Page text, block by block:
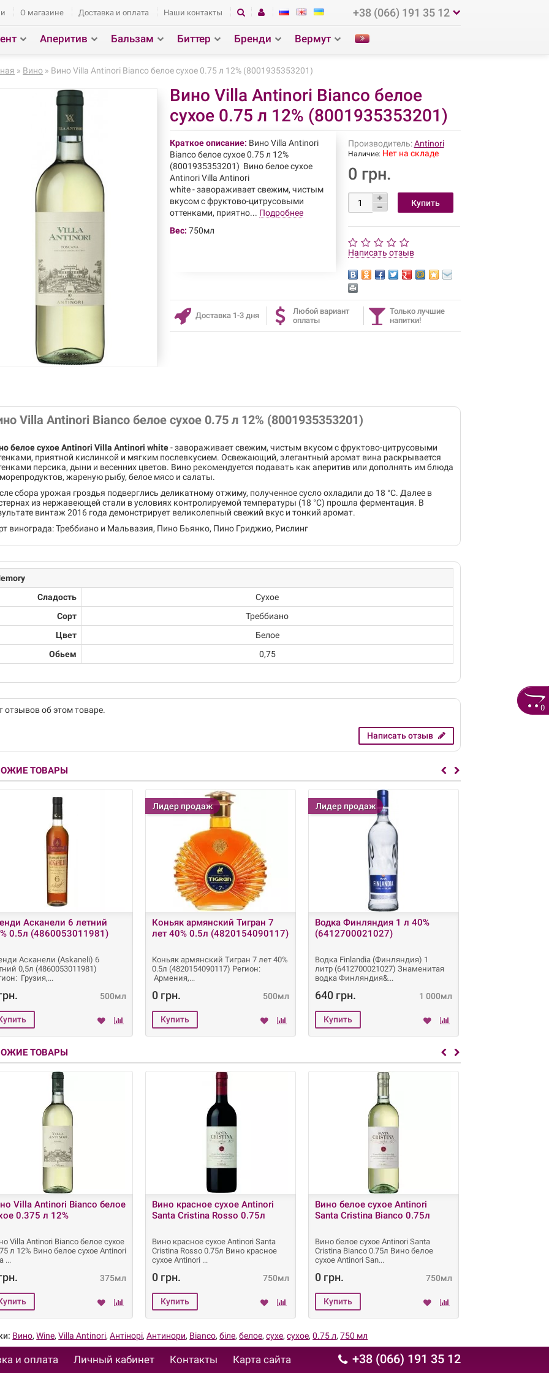
+38 (066) 191 35 12
О магазине Доставка и оплата Наши контакты
Аперитив Бальзам Биттер Бренди Вермут
0
Поиск
» Вино » Вино Villa Antinori Bianco белое сухое 0.75 л 12% (8001935353201)
Вино Villa Antinori Bianco белое
сухое 0.75 л 12% (8001935353201)
Краткое описание: Вино Villa Antinori
Bianco белое сухое 0.75 л 12%
(8001935353201) Вино белое сухое
Antinori Villa Antinori
white - завораживает свежим, чистым
вкусом с фруктово-цитрусовыми
оттенками, приятно... Подробнее
Вес:750мл
Производитель: Antinori
Наличие: Нет на складе
0 грн.
Написать отзыв
Доставка 1-3 дня
Любой вариант
оплаты
Только лучшие
напитки!
Villa Antinori Bianco белое сухое 0.75 л 12% (8001935353201)
белое сухое Antinori Villa Antinori white- завораживает свежим, чистым вкусом с фруктово-цитрусовыми
приятной кислинкой и мягким послевкусием. Освежающий, элегантный аромат вина раскрывается
персика, дыни и весенних цветов. Вино рекомендуется подавать как аперитив или дополнять им блюда
жареную рыбу, белое мясо и салаты.
сбора урожая гроздья подверглись деликатному отжиму, полученное сусло охладили до 18 °С. Далее в
из нержавеющей стали в условиях контролируемой температуры (18 °С) прошла ферментация. В
винтаж 2016 года демонстрирует великолепный свежий вкус и тонкий аромат.
винограда: Треббиано и Мальвазия, Пино Бьянко, Пино Гриджио, Рислинг
Сладость
Сухое
Сорт
Треббиано
Цвет
Белое
Обьем
0,75
отзывов об этом товаре.
Написать отзыв
ТОВАРЫ
Асканели 6 летний
0.5л (4860053011981)
Асканели (Askaneli) 6
0,5л (4860053011981)
Грузия,
500мл
Лидер продаж
Коньяк армянский Тигран 7
лет 40% 0.5л (4820154090117)
Коньяк армянский Тигран 7 лет 40%
0.5л (4820154090117) Регион:
Армения,
500мл
0 грн.
Лидер продаж
Водка Финляндия 1 л 40%
(6412700021027)
Водка Finlandia (Финляндия) 1
литр (6412700021027) Знаменитая
водка Финляндия&
1 000мл
640 грн.
ТОВАРЫ
Villa Antinori Bianco белое
0.375 л 12%
Villa Antinori Bianco белое сухое
л 12% Вино белое сухое Antinori
375мл
Вино красное сухое Antinori
Santa Cristina Rosso 0.75л
Вино красное сухое Antinori Santa
Cristina Rosso 0.75л Вино красное
сухое Antinori
750мл
0 грн.
Вино белое сухое Antinori
Santa Cristina Bianco 0.75л
Вино белое сухое Antinori Santa
Cristina Bianco 0.75л Вино белое
сухое Antinori San
750мл
0 грн.
Вино,Wine,Villa Antinori,Антінорі,Антинори, Bianco,біле,белое,сухе,сухое,0.75 л,750 мл
и оплата Личный кабинет Контакты Карта сайта +38 (066) 191 35 12